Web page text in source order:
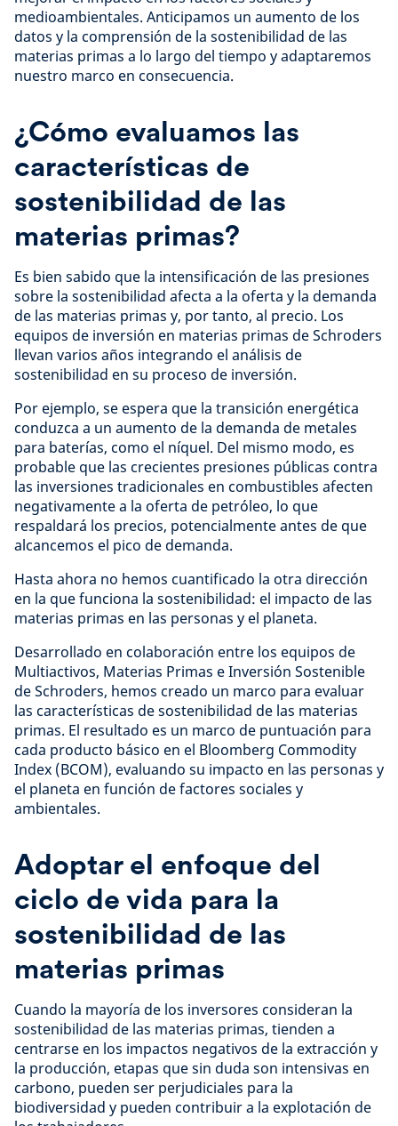
medioambientales. Anticipamos un aumento de los
datos y la comprensión de la sostenibilidad de las
materias primas a lo largo del tiempo y adaptaremos
nuestro marco en consecuencia.
¿Cómo evaluamos las
características de
sostenibilidad de las
materias primas?
Es bien sabido que la intensificación de las presiones
sobre la sostenibilidad afecta a la oferta y la demanda
de las materias primas y, por tanto, al precio. Los
equipos de inversión en materias primas de Schroders
llevan varios años integrando el análisis de
sostenibilidad en su proceso de inversión.
Por ejemplo, se espera que la transición energética
conduzca a un aumento de la demanda de metales
para baterías, como el níquel. Del mismo modo, es
probable que las crecientes presiones públicas contra
las inversiones tradicionales en combustibles afecten
negativamente a la oferta de petróleo, lo que
respaldará los precios, potencialmente antes de que
alcancemos el pico de demanda.
Hasta ahora no hemos cuantificado la otra dirección
en la que funciona la sostenibilidad: el impacto de las
materias primas en las personas y el planeta.
Desarrollado en colaboración entre los equipos de
Multiactivos, Materias Primas e Inversión Sostenible
de Schroders, hemos creado un marco para evaluar
las características de sostenibilidad de las materias
primas. El resultado es un marco de puntuación para
cada producto básico en el Bloomberg Commodity
Index (BCOM), evaluando su impacto en las personas y
el planeta en función de factores sociales y
ambientales.
Adoptar el enfoque del
ciclo de vida para la
sostenibilidad de las
materias primas
Cuando la mayoría de los inversores consideran la
sostenibilidad de las materias primas, tienden a
centrarse en los impactos negativos de la extracción y
la producción, etapas que sin duda son intensivas en
carbono, pueden ser perjudiciales para la
biodiversidad y pueden contribuir a la explotación de